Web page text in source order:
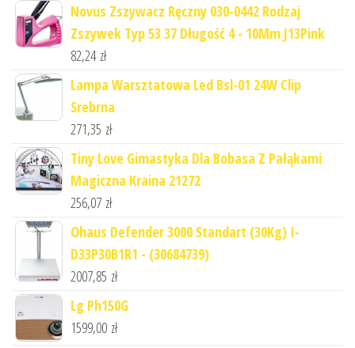
Novus Zszywacz Ręczny 030-0442 Rodzaj
Zszywek Typ 53 37 Długość 4 - 10Mm J13Pink
82,24 zł
Lampa Warsztatowa Led Bsl-01 24W Clip
Srebrna
271,35 zł
Tiny Love Gimastyka Dla Bobasa Z Pałąkami
Magiczna Kraina 21272
256,07 zł
Ohaus Defender 3000 Standart (30Kg) I-
D33P30B1R1 - (30684739)
2007,85 zł
Lg Ph150G
1599,00 zł